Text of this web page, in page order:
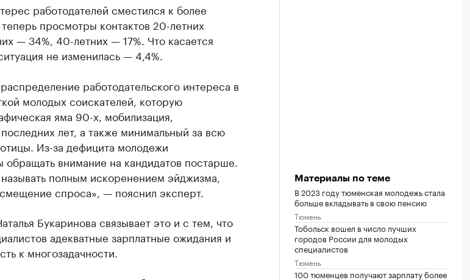
работодателей сместился к более
просмотры контактов 20-летних
— 34%, 40-летних — 17%. Что касается
не изменилась — 4,4%.
работодательского интереса в
молодых соискателей, которую
яма 90-х, мобилизация,
лет, а также минимальный за всю
Из-за дефицита молодежи
внимание на кандидатов постарше.
полным искоренением эйджизма,
спроса», — пояснил эксперт.
Букаринова связывает это и с тем, что
адекватные зарплатные ожидания и
к многозадачности.
Материалы по теме
В 2023 году тюменская молодежь стала
больше вкладывать в свою пенсию
Тюмень
Тобольск вошел в число лучших
городов России для молодых
специалистов
Тюмень
100 тюменцев получают зарплату более